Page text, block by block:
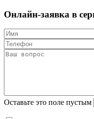
Онлайн-заявка в
Оставьте это поле пустым